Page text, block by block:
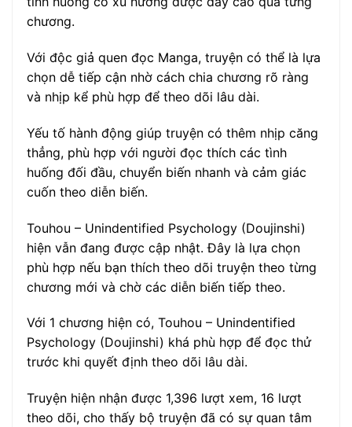
chương.
Với độc giả quen đọc Manga, truyện có thể là lựa
chọn dễ tiếp cận nhờ cách chia chương rõ ràng
và nhịp kể phù hợp để theo dõi lâu dài.
Yếu tố hành động giúp truyện có thêm nhịp căng
thẳng, phù hợp với người đọc thích các tình
huống đối đầu, chuyển biến nhanh và cảm giác
cuốn theo diễn biến.
Touhou – Unindentified Psychology (Doujinshi)
hiện vẫn đang được cập nhật. Đây là lựa chọn
phù hợp nếu bạn thích theo dõi truyện theo từng
chương mới và chờ các diễn biến tiếp theo.
Với 1 chương hiện có, Touhou – Unindentified
Psychology (Doujinshi) khá phù hợp để đọc thử
trước khi quyết định theo dõi lâu dài.
Truyện hiện nhận được 1,396 lượt xem, 16 lượt
theo dõi, cho thấy bộ truyện đã có sự quan tâm